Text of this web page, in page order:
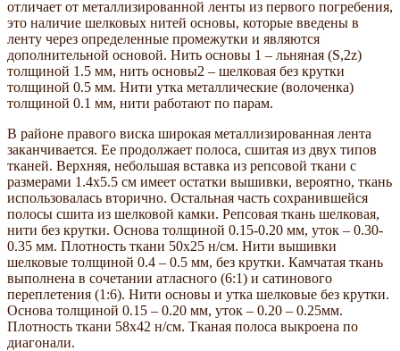
отличает от металлизированной ленты из первого погребения,
это наличие шелковых нитей основы, которые введены в
ленту через определенные промежутки и являются
дополнительной основой. Нить основы 1 – льняная (S,2z)
толщиной 1.5 мм, нить основы2 – шелковая без крутки
толщиной 0.5 мм. Нити утка металлические (волоченка)
толщиной 0.1 мм, нити работают по парам.
В районе правого виска широкая металлизированная лента
заканчивается. Ее продолжает полоса, сшитая из двух типов
тканей. Верхняя, небольшая вставка из репсовой ткани с
размерами 1.4х5.5 см имеет остатки вышивки, вероятно, ткань
использовалась вторично. Остальная часть сохранившейся
полосы сшита из шелковой камки. Репсовая ткань шелковая,
нити без крутки. Основа толщиной 0.15-0.20 мм, уток – 0.30-
0.35 мм. Плотность ткани 50х25 н/см. Нити вышивки
шелковые толщиной 0.4 – 0.5 мм, без крутки. Камчатая ткань
выполнена в сочетании атласного (6:1) и сатинового
переплетения (1:6). Нити основы и утка шелковые без крутки.
Основа толщиной 0.15 – 0.20 мм, уток – 0.20 – 0.25мм.
Плотность ткани 58х42 н/см. Тканая полоса выкроена по
диагонали.